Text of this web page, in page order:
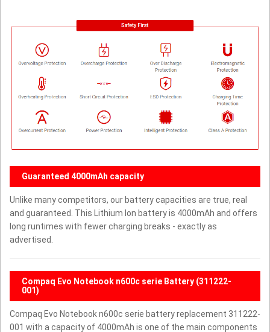
Guaranteed 4000mAh capacity
Unlike many competitors, our battery capacities are true, real
and guaranteed. This Lithium Ion battery is 4000mAh and offers
long runtimes with fewer charging breaks - exactly as
advertised.
Compaq Evo Notebook n600c serie Battery (311222-
001)
Compaq Evo Notebook n600c serie battery replacement 311222-
001 with a capacity of 4000mAh is one of the main components